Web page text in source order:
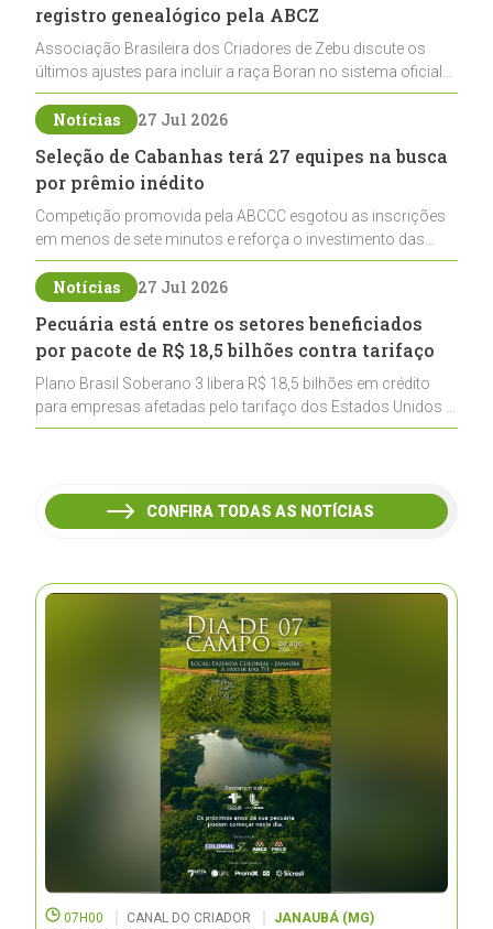
registro genealógico pela ABCZ
Associação Brasileira dos Criadores de Zebu discute os
últimos ajustes para incluir a raça Boran no sistema oficial
de registros, abrindo caminho para sua expansão na
pecuária nacional
Notícias 27 Jul 2026
Seleção de Cabanhas terá 27 equipes na busca
por prêmio inédito
Competição promovida pela ABCCC esgotou as inscrições
em menos de sete minutos e reforça o investimento das
cabanhas na seleção genética de Cavalos Crioulos voltados
ao laço
Notícias 27 Jul 2026
Pecuária está entre os setores beneficiados
por pacote de R$ 18,5 bilhões contra tarifaço
Plano Brasil Soberano 3 libera R$ 18,5 bilhões em crédito
para empresas afetadas pelo tarifaço dos Estados Unidos e
inclui a pecuária entre os setores estratégicos
CONFIRA TODAS AS NOTÍCIAS
07H00 CANAL DO CRIADOR JANAUBÁ (MG)